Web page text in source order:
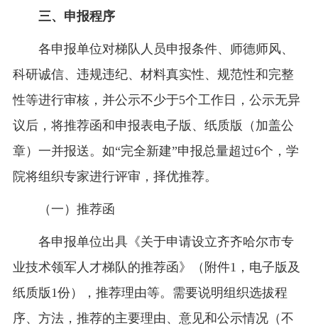
三、申报程序
各申报单位对梯队人员申报条件、师德师风、
科研诚信、违规违纪、材料真实性、规范性和完整
性等进行审核，并公示不少于5个工作日，公示无异
议后，将推荐函和申报表电子版、纸质版（加盖公
章）一并报送。如“完全新建”申报总量超过6个，学
院将组织专家进行评审，择优推荐。
（一）推荐函
各申报单位出具《关于申请设立齐齐哈尔市专
业技术领军人才梯队的推荐函》（附件1，电子版及
纸质版1份），推荐理由等。需要说明组织选拔程
序、方法，推荐的主要理由、意见和公示情况（不